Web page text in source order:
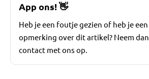
App ons!👋
Heb je een foutje gezien of heb je een
opmerking over dit artikel? Neem dan
contact met ons op.